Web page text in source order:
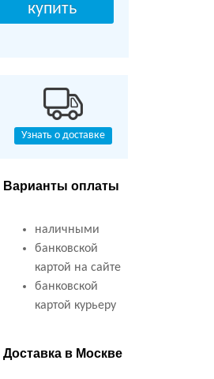
Узнать о доставке
Варианты оплаты
наличными
банковской
картой на сайте
банковской
картой курьеру
Доставка в Москве